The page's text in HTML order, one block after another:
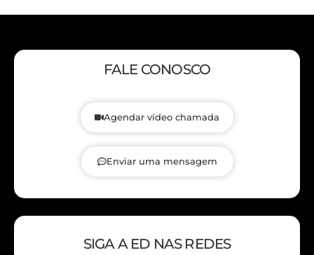
FALE CONOSCO
Agendar vídeo chamada
Enviar uma mensagem
SIGA A ED NAS REDES